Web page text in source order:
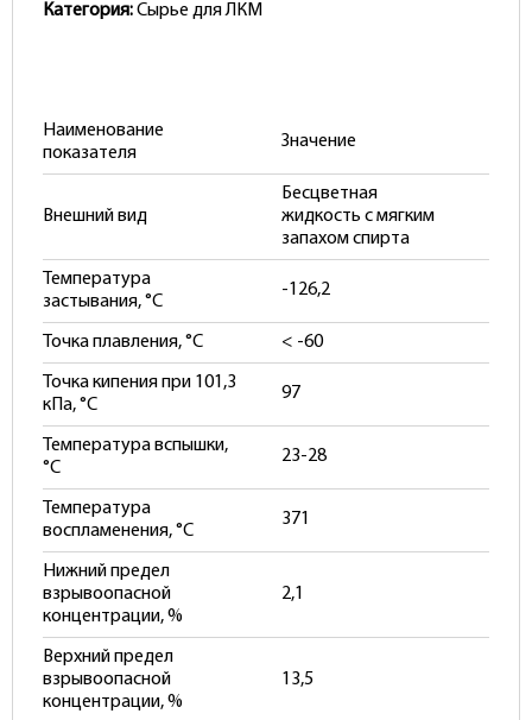
Категория:Сырье для ЛКМ
Наименование
показателя
Значение
Внешний вид
Бесцветная
жидкость с мягким
запахом спирта
Температура
застывания, °С
-126,2
Точка плавления, °С < -60
Точка кипения при 101,3
кПа, °С
97
Температура вспышки,
°С
23-28
Температура
воспламенения, °С
371
Нижний предел
взрывоопасной
концентрации, %
2,1
Верхний предел
взрывоопасной
концентрации, %
13,5